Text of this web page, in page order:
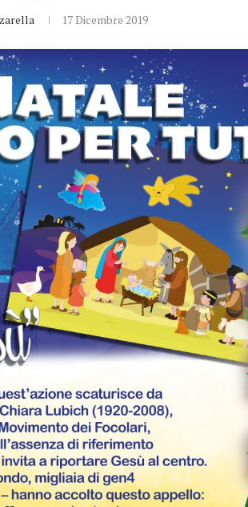
17 Dicembre 2019